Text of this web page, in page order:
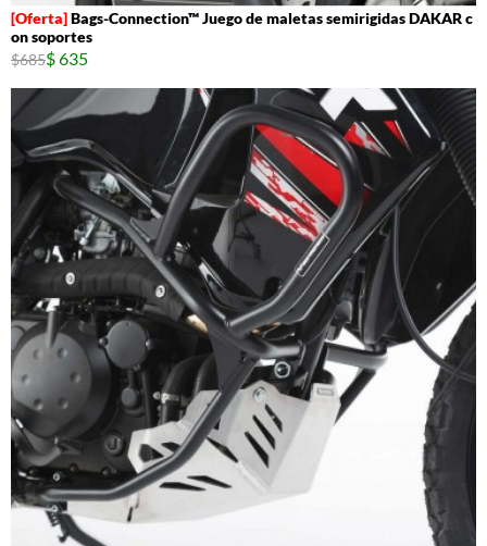
Bags-Connection™ Juego de maletas semirigidas DAKAR c
on soportes
$685$ 635